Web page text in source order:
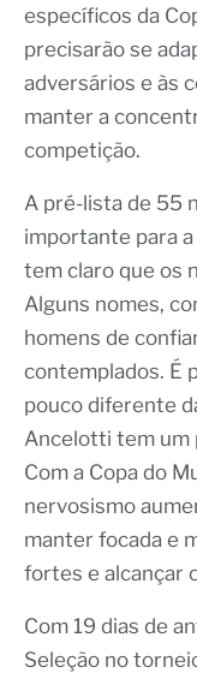
específicos da
precisarão se
adversários e às
manter a
competição.
A pré-lista de 55
importante para
tem claro que os
Alguns nomes,
homens de
contemplados. É
pouco diferente
Ancelotti tem um
Com a Copa do
nervosismo
manter focada e
fortes e alcançar
Com 19 dias de
Seleção no